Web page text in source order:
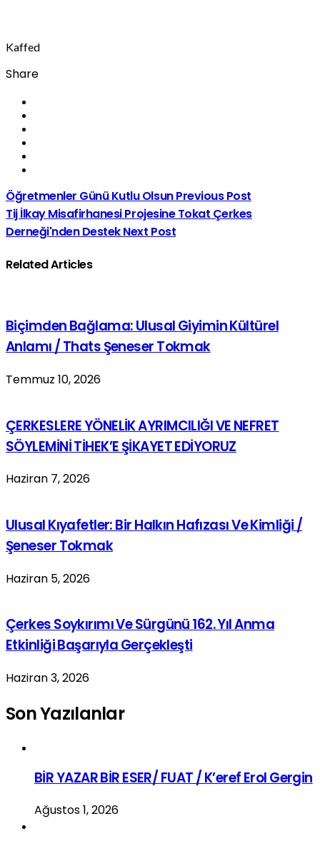
Kaffed
Share
Öğretmenler Günü Kutlu OlsunPrevious Post
Tij İlkay Misafirhanesi Projesine Tokat Çerkes
Derneği'nden DestekNext Post
Related Articles
Biçimden Bağlama: Ulusal Giyimin Kültürel
Anlamı / Thats Şeneser Tokmak
Temmuz 10, 2026
ÇERKESLERE YÖNELİK AYRIMCILIĞI VE NEFRET
SÖYLEMİNİ TİHEK’E ŞİKAYET EDİYORUZ
Haziran 7, 2026
Ulusal Kıyafetler: Bir Halkın Hafızası Ve Kimliği /
Şeneser Tokmak
Haziran 5, 2026
Çerkes Soykırımı Ve Sürgünü 162. Yıl Anma
Etkinliği Başarıyla Gerçekleşti
Haziran 3, 2026
Son Yazılanlar
BİR YAZAR BİR ESER/ FUAT / K’eref Erol Gergin
Ağustos 1, 2026